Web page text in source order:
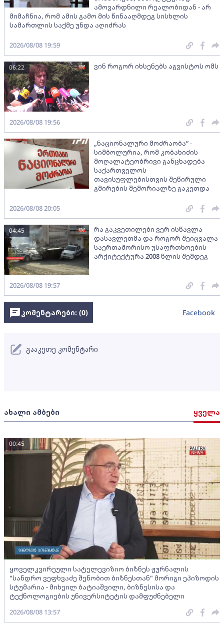
ამოვარდნილი რეალობიდან - არ
მიმაჩნია, რომ ამის გამო მის წინააღმდეგ სისხლის
სამართლის საქმე უნდა აღიძრას
2026/08/08 19:59
ვინ როგორ იხსენებს აგვისტოს ომს
06:22
2026/08/08 19:56
„ნაციონალური მოძრაობა“ -
სიმბოლურია, რომ კობახიძის
მოღალატეობრივი განცხადება
საქართველოს
თავისუფლებისთვის შეწირული
გმირების მემორიალზე გაკეთდა
2026/08/08 20:05
რა გაკვეთილები ვერ ისწავლა
დასავლეთმა და როგორ შეიცვალა
საერთაშორისო უსაფრთხოების
არქიტექტურა 2008 წლის შემდეგ
04:45
2026/08/08 19:57
ახალი ამბები ყველა
ყოველკვირეული სატელევიზიო ბიზნეს ჟურნალის
"სანდრო ვეფხვაძე შენობით ბიზნესთან" მორიგი ეპიზოდის
სტუმარია - მიხეილ ბატიაშვილი, ბიზნესისა და
ტექნოლოგიების უნივერსიტეტის დამფუძნებელი
00:45
2026/08/08 13:57
კომენტარები: (0) Facebook
გააკეთე კომენტარი